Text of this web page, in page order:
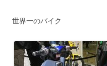
世界一のバイク